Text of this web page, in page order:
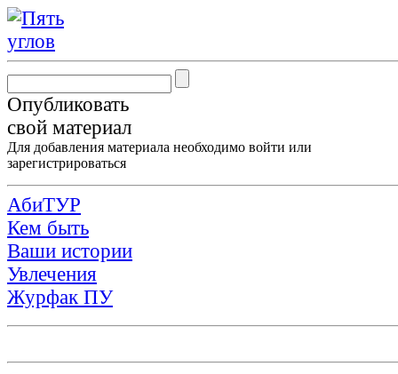
Опубликовать
свой материал
Для добавления материала необходимо войти или
зарегистрироваться
АбиТУР
Кем быть
Ваши истории
Увлечения
Журфак ПУ